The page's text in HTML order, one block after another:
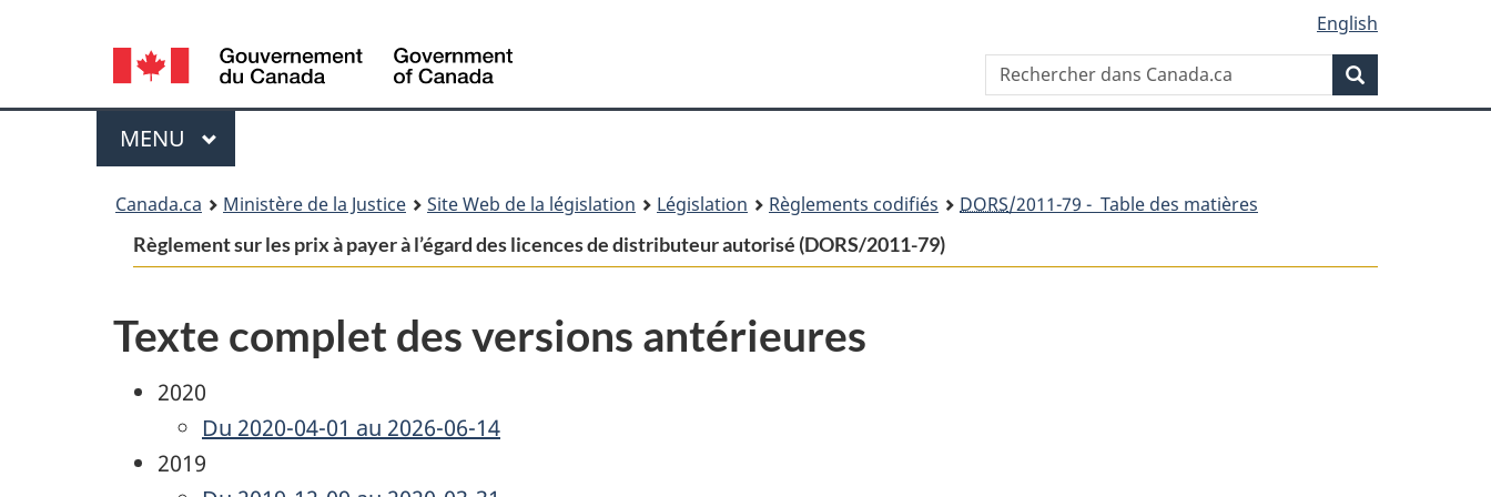
principal
À
site
version
Language
selection
English
Rechercher
dans
Canada.ca
Menu
MENU PRINCIPAL
Canada.ca Ministère de la Justice Site Web de la législation Législation Règlements codifiés DORS/2011-79 - Table des matières
Règlement sur les prix à payer à l’égard des licences de distributeur autorisé (DORS/2011-79)
Texte complet des versions antérieures
2020
Du 2020-04-01 au 2026-06-14
2019